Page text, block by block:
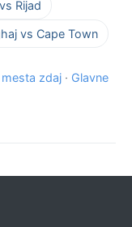
Rijad
vs Cape Town
zdaj · Glavne